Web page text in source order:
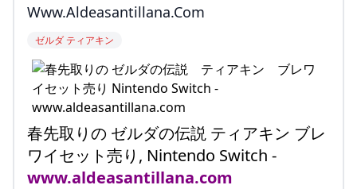
ティアキン 攻略
Www.aldeasantillana.com
ゼルダ ティアキン
春先取りの ゼルダの伝説 ティアキン ブレ
ワイセット売り, Nintendo Switch -
www.aldeasantillana.com